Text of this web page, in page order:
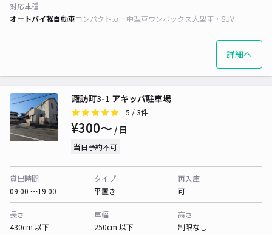
対応車種
オートバイ軽自動車コンパクトカー中型車ワンボックス大型車・SUV
詳細へ
諏訪町3-1 アキッパ駐車場
5 / 3件
¥300〜 / 日
当日予約不可
貸出時間
09:00 〜19:00
タイプ
平置き
再入庫
可
長さ
430cm 以下
車幅
250cm 以下
高さ
制限なし